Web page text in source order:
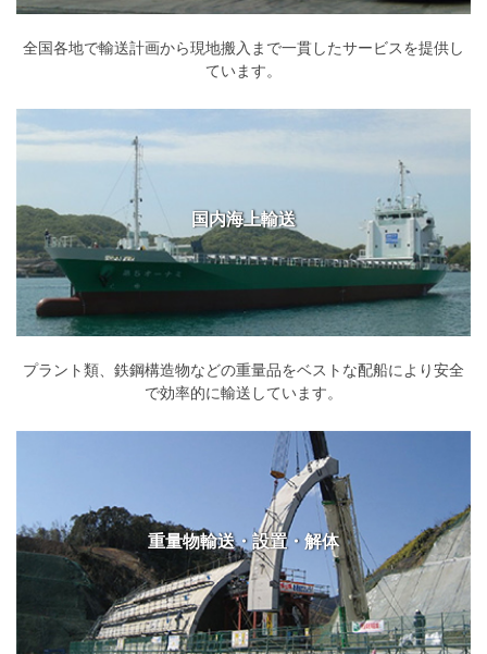
全国各地で輸送計画から現地搬入まで一貫したサービスを提供し
ています。
国内海上輸送
プラント類、鉄鋼構造物などの重量品をベストな配船により安全
で効率的に輸送しています。
重量物輸送・設置・解体